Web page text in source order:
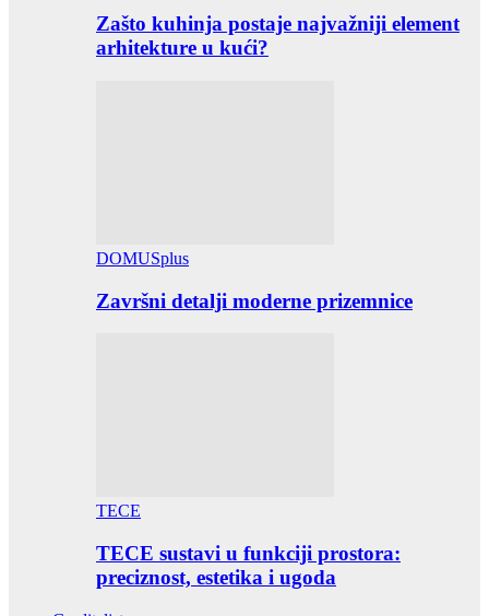
Zašto kuhinja postaje najvažniji element
arhitekture u kući?
DOMUSplus
Završni detalji moderne prizemnice
TECE
TECE sustavi u funkciji prostora:
preciznost, estetika i ugoda